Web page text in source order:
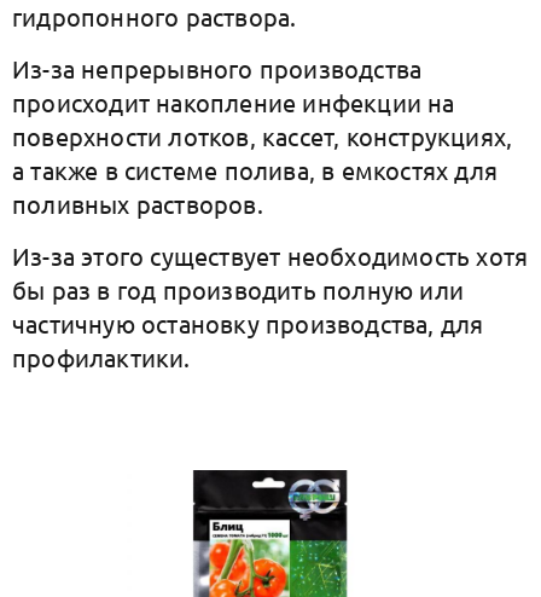
гидропонного раствора.
Из-за непрерывного производства
происходит накопление инфекции на
поверхности лотков, кассет, конструкциях,
а также в системе полива, в емкостях для
поливных растворов.
Из-за этого существует необходимость хотя
бы раз в год производить полную или
частичную остановку производства, для
профилактики.